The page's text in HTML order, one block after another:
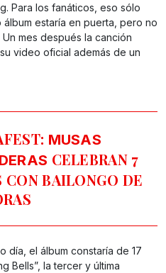
Para los fanáticos, eso sólo
estaría en puerta, pero no
mes después la canción
video oficial además de un
MUSAS
CELEBRAN 7
CON BAILONGO DE
día, el álbum constaría de 17
Bells”, la tercer y última